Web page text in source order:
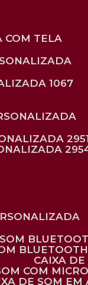
COM TELA
1067
SOM
CAIXA
COM
DE SOM